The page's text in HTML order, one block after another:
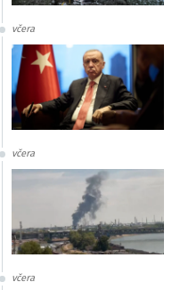
včera
včera
včera